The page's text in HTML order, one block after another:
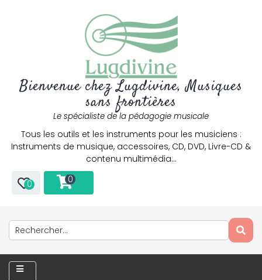
Bienvenue chez Lugdivine, Musiques
sans frontières
Le spécialiste de la pédagogie musicale
Tous les outils et les instruments pour les musiciens :
Instruments de musique, accessoires, CD, DVD, Livre-CD &
contenu multimédia…
0 0
Only play at
amount on your credits!